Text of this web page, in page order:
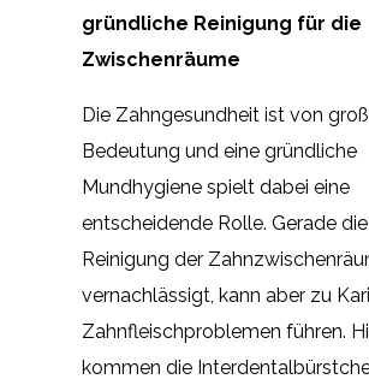
gründliche Reinigung für die
Zwischenräume
Die Zahngesundheit ist von
Bedeutung und eine gründliche
Mundhygiene spielt dabei eine
entscheidende Rolle. Gerade die
Reinigung der
vernachlässigt, kann aber zu
Zahnfleischproblemen führen.
kommen die